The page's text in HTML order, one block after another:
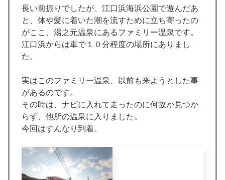
長い前振りでしたが、江口浜海浜公園で遊んだあ
と、体や髪に着いた潮を流すために立ち寄ったの
がここ、湯之元温泉にあるファミリー温泉です。
江口浜からは車で１０分程度の場所にありまし
た。
実はこのファミリー温泉、以前も来ようとした事
があるのです。
その時は、ナビに入れて走ったのに何故か見つか
らず、他所の温泉に入りました。
今回はすんなり到着。